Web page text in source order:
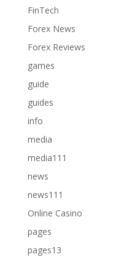
FinTech
Forex News
Forex Reviews
games
guide
guides
info
media
media111
news
news111
Online Casino
pages
pages13